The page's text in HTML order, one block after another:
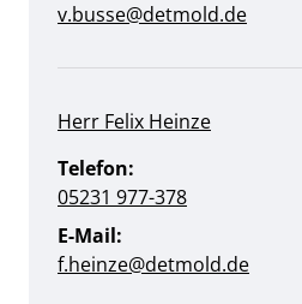
v.busse@detmold.de
Herr Felix Heinze
Telefon:
05231 977-378
E-Mail:
f.heinze@detmold.de